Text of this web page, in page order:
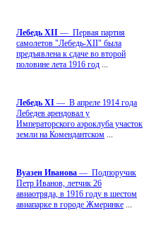
Лебедь ХII — Первая партия
самолетов "Лебедь-ХII" была
предъявлена к сдаче во второй
половине лета 1916 год
Лебедь ХI — В апреле 1914 года
Лебедев арендовал у
Императорского аэроклуба участок
земли на Комендантском
Вуазен Иванова — Подпоручик
Петр Иванов, летчик 26
авиаотряда, в 1916 году в шестом
авиапарке в городе Жмеринке